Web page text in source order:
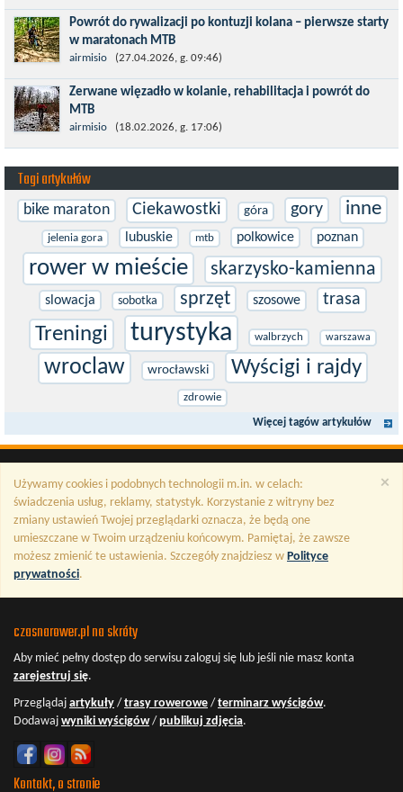
znacznie bardziej ambitnych wyzwań, jakimi są górskie wyścigi
MTB....
Powrót do rywalizacji po kontuzji kolana – pierwsze starty
w maratonach MTB
Prawdziwym testem po kontuzji kolana i uszkodzeniu więzadeł
jest powrót do sportowej rywalizacji. Podczas zawodów znikają
bariery,...
airmisio (27.04.2026, g. 09:46)
Zerwane więzadło w kolanie, rehabilitacja i powrót do
MTB
W sporcie nie ma kalkulacji, niezależnie od stopnia
zaawansowania. Trenujesz, startujesz w zawodach i chcesz po
prostu oddać się grze, dać z siebie...
airmisio (18.02.2026, g. 17:06)
Tagi artykułów
bike maraton Ciekawostki góra gory inne
jelenia gora lubuskie mtb polkowice poznan
rower w mieście skarzysko-kamienna
slowacja sobotka sprzęt szosowe trasa
Treningi turystyka walbrzych warszawa
wroclaw wrocławski Wyścigi i rajdy
zdrowie
Więcej tagów artykułów
×
Używamy cookies i podobnych technologii m.in. w celach:
świadczenia usług, reklamy, statystyk. Korzystanie z witryny bez
zmiany ustawień Twojej przeglądarki oznacza, że będą one
umieszczane w Twoim urządzeniu końcowym. Pamiętaj, że zawsze
możesz zmienić te ustawienia. Szczegóły znajdziesz w Polityce
prywatności.
czasnarower.pl na skróty
Aby mieć pełny dostęp do serwisu zaloguj się lub jeśli nie masz konta
zarejestruj się.
Przeglądaj artykuły / trasy rowerowe / terminarz wyścigów.
Dodawaj wyniki wyścigów/ publikuj zdjęcia.
Kontakt, o stronie